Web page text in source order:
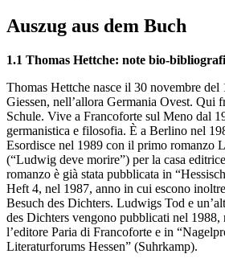
Auszug aus dem Buch
1.1 Thomas Hettche: note bio-
Thomas Hettche nasce il 30 novembre del
Giessen, nell’allora Germania Ovest. Qui
Schule. Vive a Francoforte sul Meno dal
germanistica e filosofia. È a Berlino nel
Esordisce nel 1989 con il primo romanzo
(“Ludwig deve morire”) per la casa
romanzo è già stata pubblicata in
Heft 4, nel 1987, anno in cui escono
Besuch des Dichters. Ludwigs Tod e
des Dichters vengono pubblicati nel 1988,
l’editore Paria di Francoforte e in
Literaturforums Hessen” (Suhrkamp).